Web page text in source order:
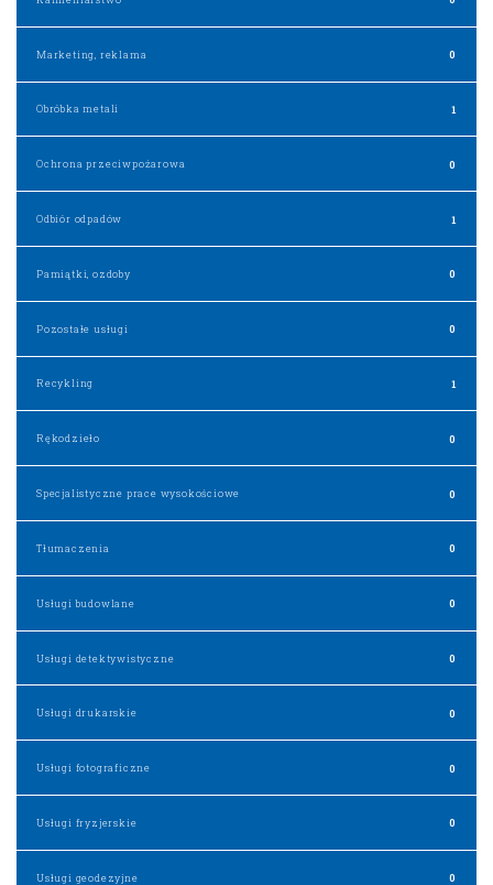
Marketing, reklama 0
Obróbka metali 1
Ochrona przeciwpożarowa 0
Odbiór odpadów 1
Pamiątki, ozdoby 0
Pozostałe usługi 0
Recykling 1
Rękodzieło 0
Specjalistyczne prace wysokościowe 0
Tłumaczenia 0
Usługi budowlane 0
Usługi detektywistyczne 0
Usługi drukarskie 0
Usługi fotograficzne 0
Usługi fryzjerskie 0
Usługi geodezyjne 0